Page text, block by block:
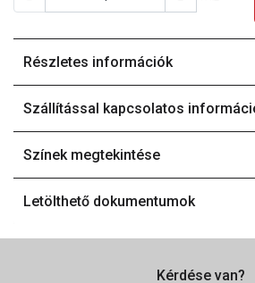
Részletes információk
Szállítással kapcsolatos
Színek megtekintése
Letölthető dokumentumok
Kérdése van?